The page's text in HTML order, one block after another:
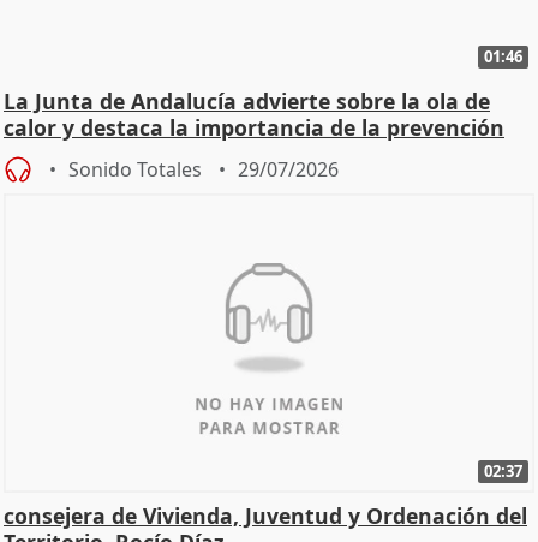
01:46
La Junta de Andalucía advierte sobre la ola de
calor y destaca la importancia de la prevención
Sonido Totales 29/07/2026
02:37
consejera de Vivienda, Juventud y Ordenación del